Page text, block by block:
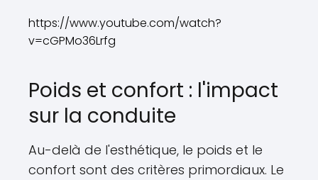
https://www.youtube.com/watch?
v=cGPMo36Lrfg
Poids et confort : l'impact
sur la conduite
Au-delà de l'esthétique, le poids et le
confort sont des critères primordiaux. Le